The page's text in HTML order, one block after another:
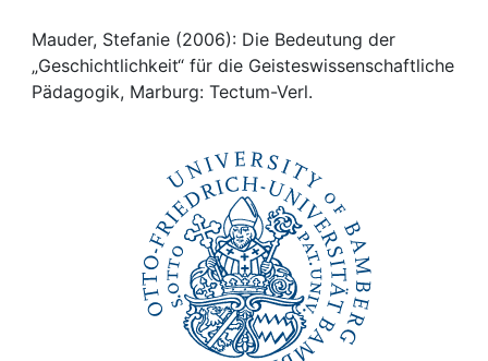
Awards
My FIS
Mauder, Stefanie (2006): Die Bedeutung der
„Geschichtlichkeit“ für die Geisteswissenschaftliche
Pädagogik, Marburg: Tectum-Verl.